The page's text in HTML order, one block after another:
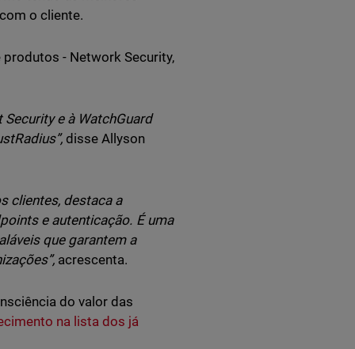
o cliente.
- Network Security,
e à WatchGuard
disse Allyson
clientes, destaca a
e autenticação. É uma
que garantem a
acrescenta.
do valor das
na lista dos já